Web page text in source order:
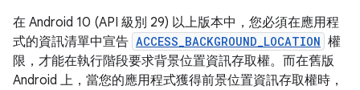
在 Android 10 (API 級別 29) 以上版本中，您必須在應用程
式的資訊清單中宣告 ACCESS_BACKGROUND_LOCATION 權
限，才能在執行階段要求背景位置資訊存取權。而在舊版
Android 上，當您的應用程式獲得前景位置資訊存取權時，